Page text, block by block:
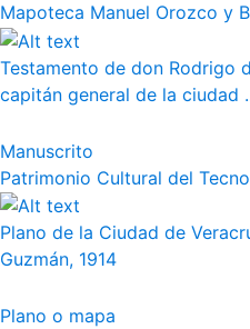
Mapoteca Manuel Orozco y
Testamento de don Rodrigo
capitán general de la ciudad
Manuscrito
Patrimonio Cultural del
Plano de la Ciudad de
Guzmán, 1914
Plano o mapa